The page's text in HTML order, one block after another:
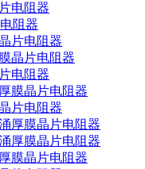
电阻器
阻器
片电阻器
晶片电阻器
电阻器
膜晶片电阻器
片电阻器
厚膜晶片电阻器
厚膜晶片电阻器
膜晶片电阻器